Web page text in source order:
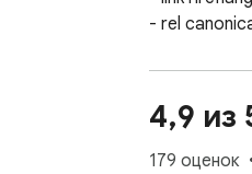
- rel
- код
Если в
один клик.
Для title и
4,9 из
179 оценок